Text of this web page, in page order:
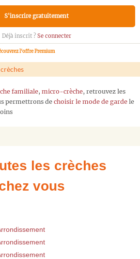
S'inscrire gratuitement
Déjà inscrit ? Se connecter
l'offre Premium
familiale, micro-crèche, retrouvez les
permettrons de choisir le mode de garde le
les crèches
vous